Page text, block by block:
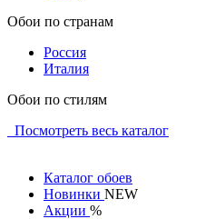
Обои по странам
Россия
Италия
Обои по стилям
Посмотреть весь каталог
Каталог обоев
Новинки NEW
Акции %